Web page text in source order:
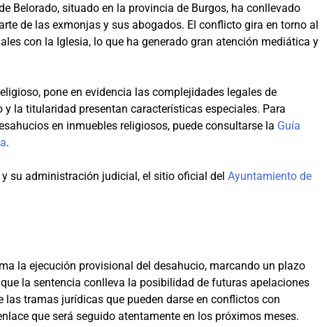
Belorado, situado en la provincia de Burgos, ha conllevado
de las exmonjas y sus abogados. El conflicto gira en torno al
con la Iglesia, lo que ha generado gran atención mediática y
pone en evidencia las complejidades legales de
la titularidad presentan características especiales. Para
en inmuebles religiosos, puede consultarse la Guía
.
su administración judicial, el sitio oficial del Ayuntamiento de
la ejecución provisional del desahucio, marcando un plazo
la sentencia conlleva la posibilidad de futuras apelaciones
tramas jurídicas que pueden darse en conflictos con
que será seguido atentamente en los próximos meses.